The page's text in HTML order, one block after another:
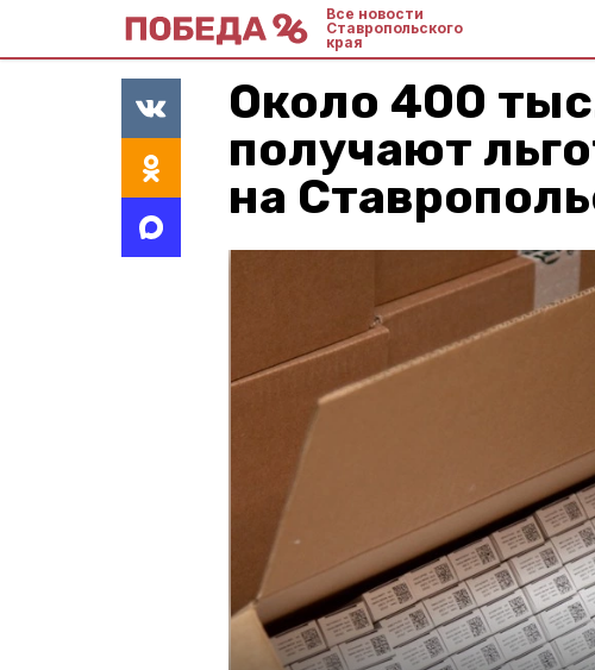
Все новости
Ставропольского
края
Около 400
получают
на